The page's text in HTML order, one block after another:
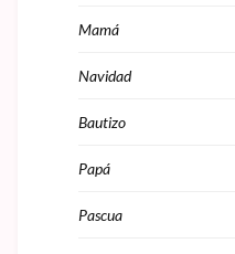
Mamá
Navidad
Bautizo
Papá
Pascua